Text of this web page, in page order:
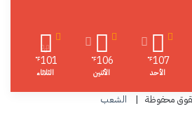
107
℉
الأحد
106
℉
الأثنين
101
℉
الثلاثاء
الشعب